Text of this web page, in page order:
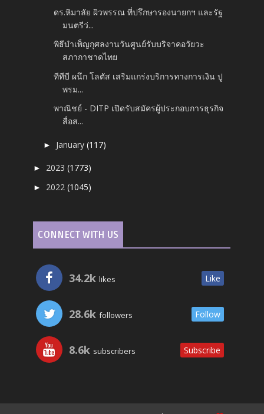
ดร.หิมาลัย ผิวพรรณ ที่ปรึกษารองนายกฯ และรัฐ
มนตรีว่...
พิธีบำเพ็ญกุศลงานวันศูนย์รับบริจาคอวัยวะ
สภากาชาดไทย
ทีทีบี ผนึก โลตัส เสริมแกร่งบริการทางการเงิน ปู
พรม...
พาณิชย์ - DITP เปิดรับสมัครผู้ประกอบการธุรกิจ
สื่อส...
► January(117)
► 2023(1773)
► 2022(1045)
CONNECT WITH US
34.2k likes Like
28.6k followers Follow
8.6k subscribers Subscribe